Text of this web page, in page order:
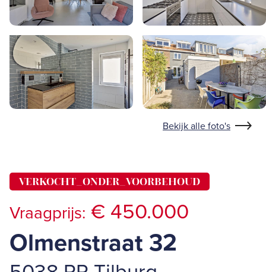
Bekijk alle foto's
VERKOCHT_ONDER_VOORBEHOUD
Vraagprijs: € 450.000
Olmenstraat 32